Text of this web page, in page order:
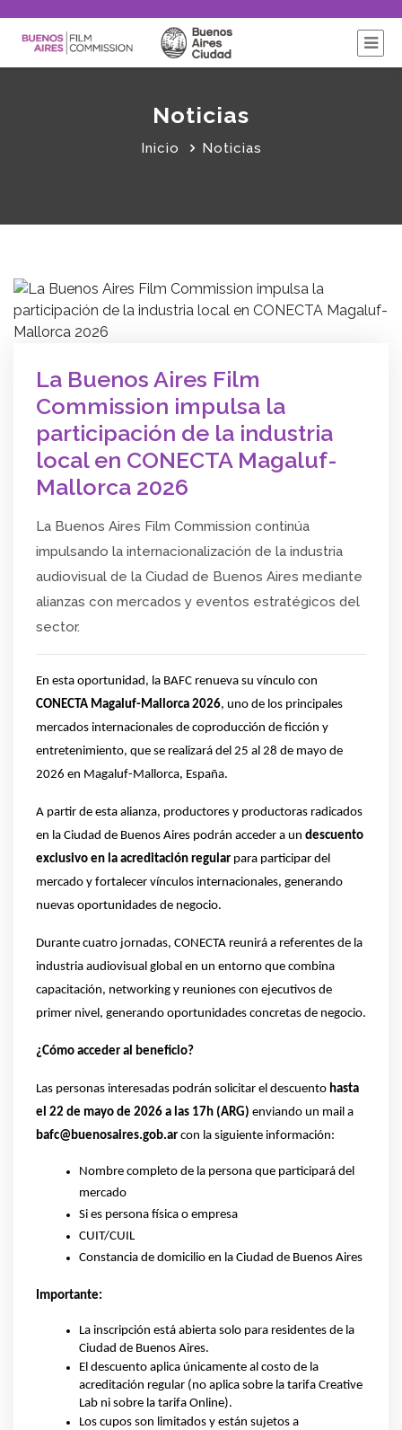
Noticias
Inicio Noticias
La Buenos Aires Film
Commission impulsa la
participación de la industria
local en CONECTA Magaluf-
Mallorca 2026
La Buenos Aires Film Commission continúa
impulsando la internacionalización de la industria
audiovisual de la Ciudad de Buenos Aires mediante
alianzas con mercados y eventos estratégicos del
sector.
CONECTA Magaluf-Mallorca 2026, uno de los principales
mercados internacionales de coproducción de ficción y
entretenimiento, que se realizará del 25 al 28 de mayo de
2026 en Magaluf-Mallorca, España.
A partir de esta alianza, productores y productoras radicados
en la Ciudad de Buenos Aires podrán acceder a un descuento
exclusivo en la acreditación regular para participar del
mercado y fortalecer vínculos internacionales, generando
nuevas oportunidades de negocio.
Durante cuatro jornadas, CONECTA reunirá a referentes de la
industria audiovisual global en un entorno que combina
capacitación, networking y reuniones con ejecutivos de
primer nivel, generando oportunidades concretas de negocio.
¿Cómo acceder al beneficio?
Las personas interesadas podrán solicitar el descuento hasta
el 22 de mayo de 2026 a las 17h (ARG)
bafc@buenosaires.gob.ar con la siguiente información:
Nombre completo de la persona que participará del
mercado
Si es persona física o empresa
CUIT/CUIL
Constancia de domicilio en la Ciudad de Buenos Aires
Importante:
La inscripción está abierta solo para residentes de la
Ciudad de Buenos Aires.
El descuento aplica únicamente al costo de la
acreditación regular (no aplica sobre la tarifa Creative
Lab ni sobre la tarifa Online).
Los cupos son limitados y están sujetos a